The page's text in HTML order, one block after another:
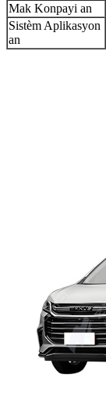
Mak Konpayi an
Sistèm Aplikasyon
an